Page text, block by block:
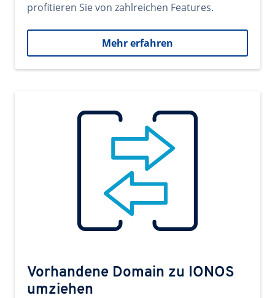
profitieren Sie von zahlreichen Features.
Mehr erfahren
Vorhandene Domain zu IONOS
umziehen